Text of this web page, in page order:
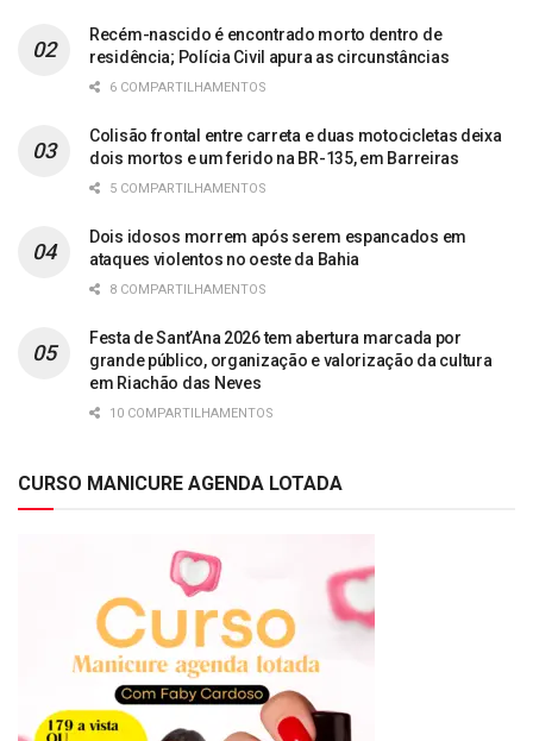
Recém-nascido é encontrado morto dentro de
residência; Polícia Civil apura as circunstâncias
6 COMPARTILHAMENTOS
Colisão frontal entre carreta e duas motocicletas deixa
dois mortos e um ferido na BR-135, em Barreiras
5 COMPARTILHAMENTOS
Dois idosos morrem após serem espancados em
ataques violentos no oeste da Bahia
8 COMPARTILHAMENTOS
Festa de Sant’Ana 2026 tem abertura marcada por
grande público, organização e valorização da cultura
em Riachão das Neves
10 COMPARTILHAMENTOS
CURSO MANICURE AGENDA LOTADA